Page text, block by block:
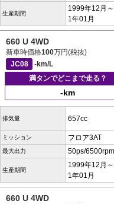
生産期間
1999年12月
1年01月
660 U 4WD
新車時価格100万円(税抜)
JC08
-km/L
満タンでどこまで走る？
-km
排気量 657cc
ミッション フロア3AT
最大出力 50ps/6500rpm
生産期間
1999年12月
1年01月
660 U 4WD